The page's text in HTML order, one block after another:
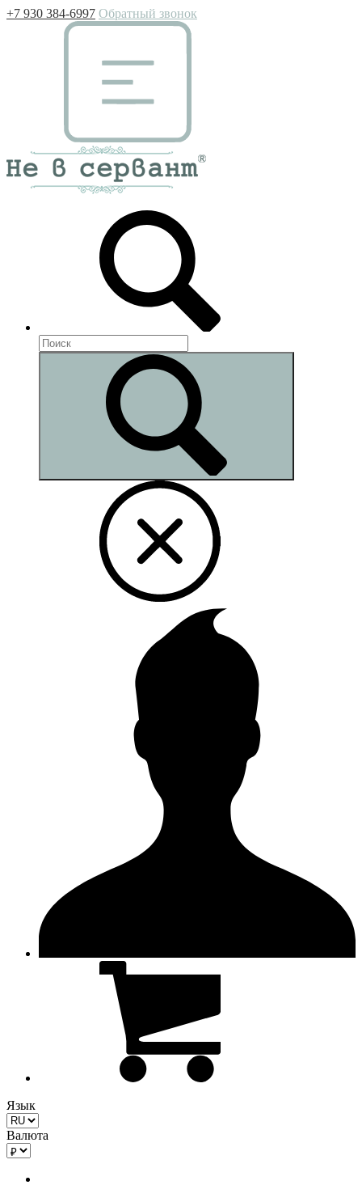
+7 930 384-6997 Обратный звонок
Язык
Валюта